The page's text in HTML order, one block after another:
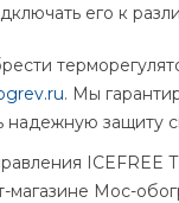
его к
. Мы
надежную защиту
ICEFREE
магазине Мос-